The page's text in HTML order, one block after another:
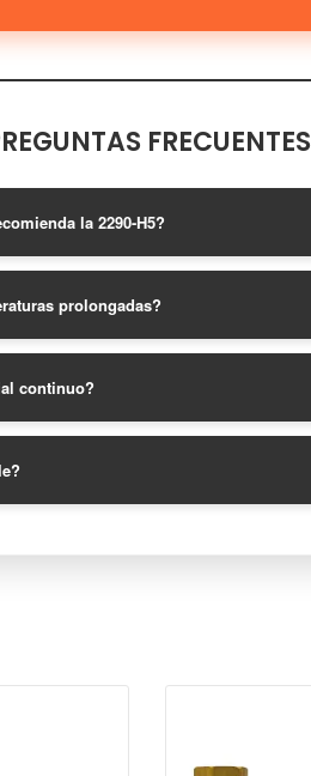
FRECUENTES
la 2290-H5?
prolongadas?
continuo?